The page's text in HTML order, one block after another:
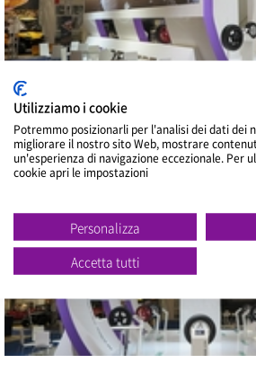
2015 IAA
2015 IAA
Utilizziamo i cookie
Potremmo posizionarli per l'analisi dei dati dei
migliorare il nostro sito Web, mostrare
un'esperienza di navigazione eccezionale. Per
cookie apri le impostazioni
Personalizza
Accetta tutti